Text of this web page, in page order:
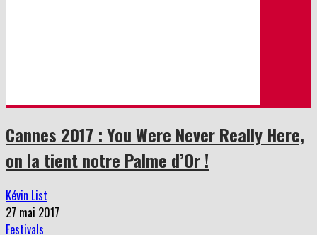
Cannes 2017 : You Were Never Really Here,
on la tient notre Palme d’Or !
Kévin List
27 mai 2017
Festivals